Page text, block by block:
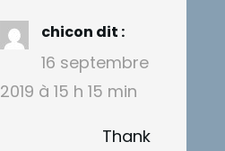
chicon dit :
16 septembre
2019 à 15 h 15 min
Thank